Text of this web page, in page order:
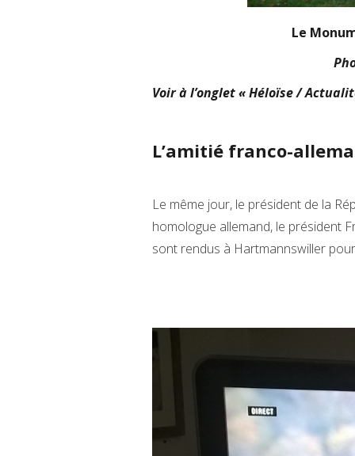
Le
Voir à l’onglet « Héloïse /
L’amitié franco-
Le même jour, le président de la
homologue allemand, le président
sont rendus à Hartmannswiller